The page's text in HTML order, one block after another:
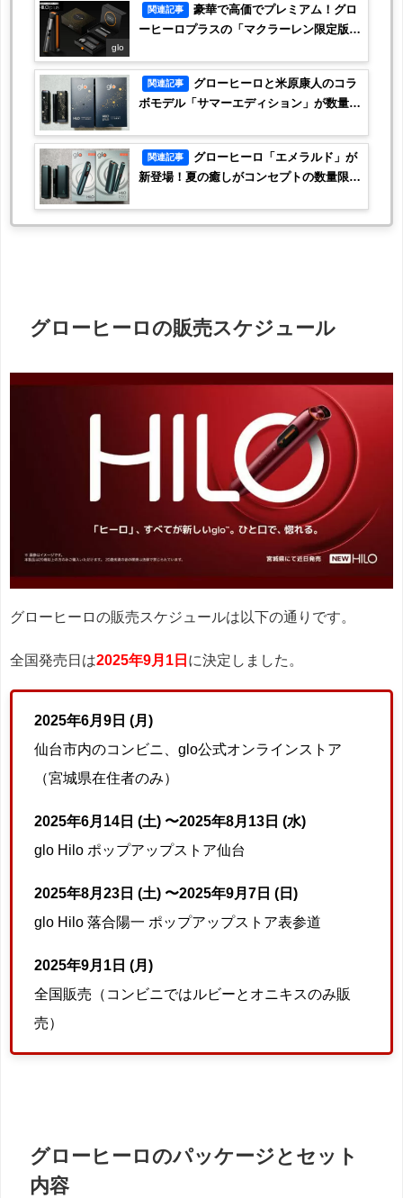
glo
関連記事
豪華で高価でプレミアム！グロ
ーヒーロプラスの「マクラーレン限定版」
関連記事
グローヒーロと米原康人のコラ
ボモデル「サマーエディション」が数量限
関連記事
グローヒーロ「エメラルド」が
新登場！夏の癒しがコンセプトの数量限定
グローヒーロの販売スケジュール
グローヒーロの販売スケジュールは以下の通りです。
全国発売日は2025年9月1日 に決定しました。
2025年6月9日 (月)
仙台市内のコンビニ、glo公式オンラインストア
（宮城県在住者のみ）
2025年6月14日 (土) 〜2025年8月13日 (水)
glo Hilo ポップアップストア仙台
2025年8月23日 (土) 〜2025年9月7日 (日)
glo Hilo 落合陽一 ポップアップストア表参道
2025年9月1日 (月)
全国販売（コンビニではルビーとオニキスのみ販
売）
グローヒーロのパッケージとセット
内容